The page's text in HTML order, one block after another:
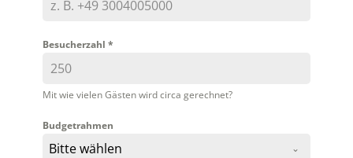
Besucherzahl *
Mit wie vielen Gästen wird circa gerechnet?
Budgetrahmen
Bitte wählen